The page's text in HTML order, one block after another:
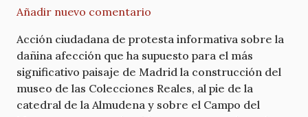
Añadir nuevo comentario
Acción ciudadana de protesta informativa sobre la
dañina afección que ha supuesto para el más
significativo paisaje de Madrid la construcción del
museo de las Colecciones Reales, al pie de la
catedral de la Almudena y sobre el Campo del